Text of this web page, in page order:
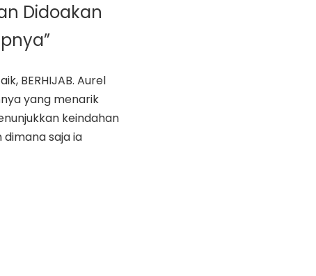
Didoakan
BERHIJAB. Aurel
yang menarik
keindahan
saja ia